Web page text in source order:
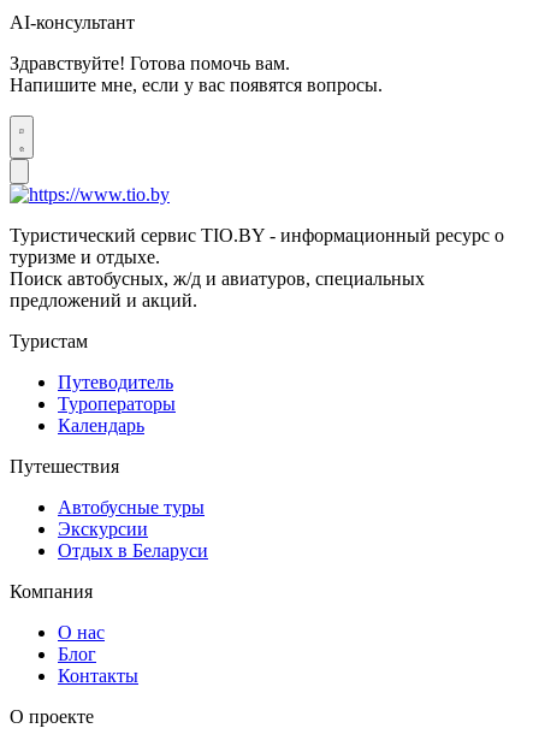
AI-консультант
Здравствуйте! Готова помочь вам.
Напишите мне, если у вас появятся вопросы.
Туристический сервис TIO.BY - информационный ресурс о
туризме и отдыхе.
Поиск автобусных, ж/д и авиатуров, специальных
предложений и акций.
Туристам
Путеводитель
Туроператоры
Календарь
Путешествия
Автобусные туры
Экскурсии
Отдых в Беларуси
Компания
О нас
Блог
Контакты
О проекте